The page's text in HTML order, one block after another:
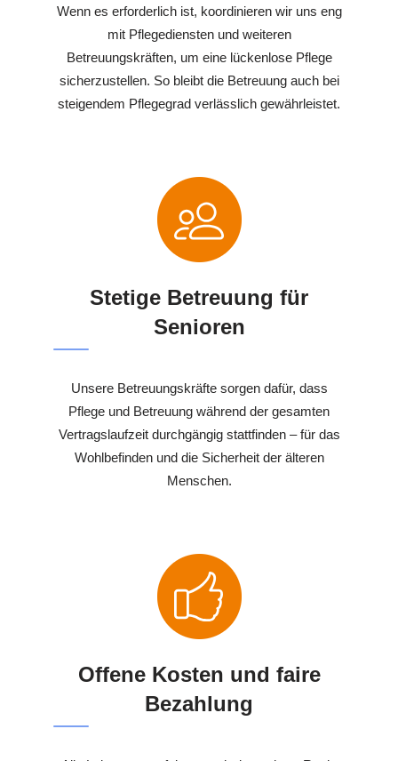
Wenn es erforderlich ist, koordinieren wir uns eng
mit Pflegediensten und weiteren
Betreuungskräften, um eine lückenlose Pflege
sicherzustellen. So bleibt die Betreuung auch bei
steigendem Pflegegrad verlässlich gewährleistet.
Stetige Betreuung für
Senioren
Unsere Betreuungskräfte sorgen dafür, dass
Pflege und Betreuung während der gesamten
Vertragslaufzeit durchgängig stattfinden – für das
Wohlbefinden und die Sicherheit der älteren
Menschen.
Offene Kosten und faire
Bezahlung